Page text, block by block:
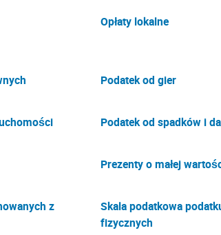
Opłaty lokalne
Podatek od gier
Podatek od spadków i
Prezenty o małej
z
Skala podatkowa
fizycznych